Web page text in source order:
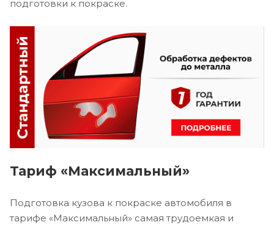
подготовки к покраске.
Тариф «Максимальный»
Подготовка кузова к покраске автомобиля в
тарифе «Максимальный» самая трудоемкая и